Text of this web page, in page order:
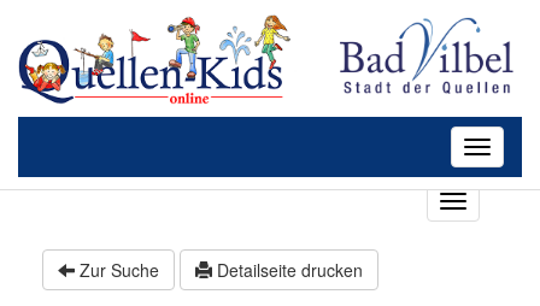
Toggle
Zur Suche Detailseite drucken
T
o